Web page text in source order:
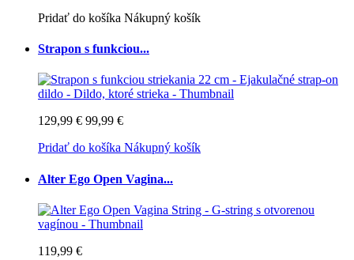
Pridať do košíka Nákupný košík
Strapon s funkciou...
129,99 € 99,99 €
Pridať do košíka Nákupný košík
Alter Ego Open Vagina...
119,99 €